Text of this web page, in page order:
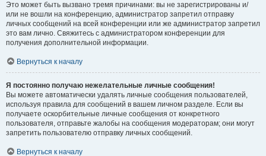
Это может быть вызвано тремя причинами: вы не зарегистрированы и/
или не вошли на конференцию, администратор запретил отправку
личных сообщений на всей конференции или же администратор запретил
это вам лично. Свяжитесь с администратором конференции для
получения дополнительной информации.
Вернуться к началу
Я постоянно получаю нежелательные личные сообщения!
Вы можете автоматически удалять личные сообщения пользователей,
используя правила для сообщений в вашем личном разделе. Если вы
получаете оскорбительные личные сообщения от конкретного
пользователя, отправьте жалобы на сообщения модераторам; они могут
запретить пользователю отправку личных сообщений.
Вернуться к началу